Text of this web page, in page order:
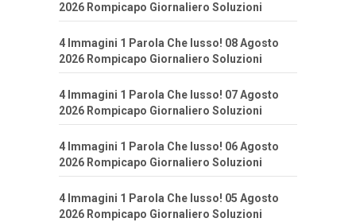
2026 Rompicapo Giornaliero Soluzioni
4 Immagini 1 Parola Che lusso! 08 Agosto
2026 Rompicapo Giornaliero Soluzioni
4 Immagini 1 Parola Che lusso! 07 Agosto
2026 Rompicapo Giornaliero Soluzioni
4 Immagini 1 Parola Che lusso! 06 Agosto
2026 Rompicapo Giornaliero Soluzioni
4 Immagini 1 Parola Che lusso! 05 Agosto
2026 Rompicapo Giornaliero Soluzioni